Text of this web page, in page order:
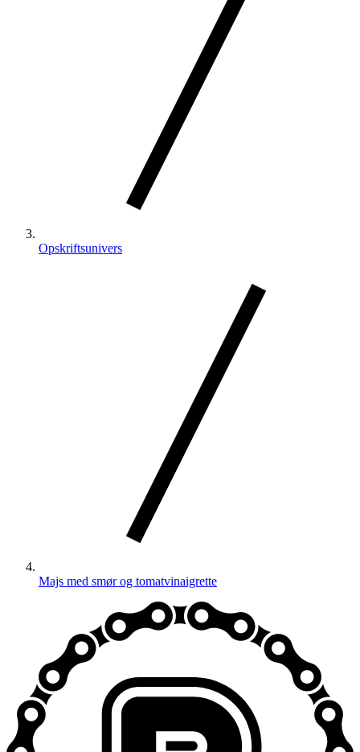
Opskriftsunivers
Majs med smør og tomatvinaigrette